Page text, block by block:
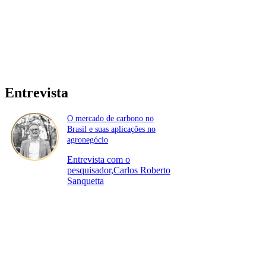
Entrevista
O mercado de carbono no
Brasil e suas aplicações no
agronegócio
Entrevista com o
pesquisador,Carlos Roberto
Sanquetta